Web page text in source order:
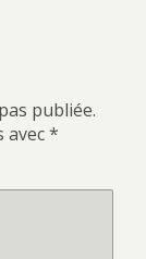
publiée.
avec*